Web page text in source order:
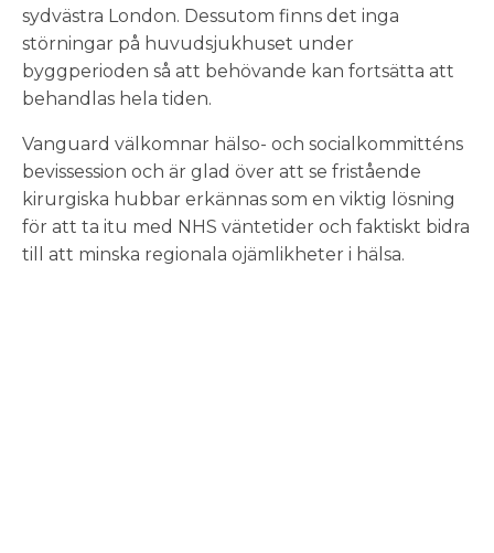
sydvästra London. Dessutom finns det inga
störningar på huvudsjukhuset under
byggperioden så att behövande kan fortsätta att
behandlas hela tiden.
Vanguard välkomnar hälso- och socialkommitténs
bevissession och är glad över att se fristående
kirurgiska hubbar erkännas som en viktig lösning
för att ta itu med NHS väntetider och faktiskt bidra
till att minska regionala ojämlikheter i hälsa.